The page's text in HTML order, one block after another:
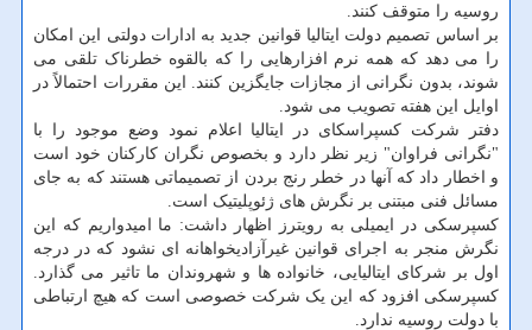
روسیه را متوقف کنند.
بر اساس تصمیم دولت ایتالیا قوانین جدید به ادارات دولتی این امکان
را می دهد که همه نرم افزارهایی را که بالقوه خطرناک تلقی می
شوند، بدون نگرانی از مجازات جایگزین کنند. این مقررات احتمالاً در
اوایل این هفته تصویب می شود.
دفتر شرکت کسپراسکای در ایتالیا اعلام نمود وضع موجود را با
"نگرانی فراوان" زیر نظر دارد و بخصوص نگران کارکنان خود است
و اخطار داد که آنها در خطر رنج بردن از تصمیماتی هستند که به جای
مسائل فنی مبتنی بر نگرش های ژئوپلیتیک است.
کسپرسکی در ایمیلی به رویترز اظهار داشت: ما امیدواریم که این
نگرش منجر به اجرای قوانین غیرآزادیخواهانه ای نشود که در درجه
اول بر شرکای ایتالیایی، خانواده ها و شهروندان ما تاثیر می گذارد.
کسپرسکی افزود که این یک شرکت خصوصی است که هیچ ارتباطی
با دولت روسیه ندارد.